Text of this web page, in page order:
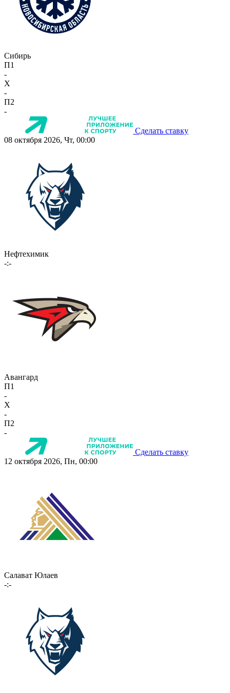
Сибирь
П1
-
X
-
П2
-
Сделать ставку
08 октября 2026, Чт, 00:00
Нефтехимик
-:-
Авангард
П1
-
X
-
П2
-
Сделать ставку
12 октября 2026, Пн, 00:00
Салават Юлаев
-:-